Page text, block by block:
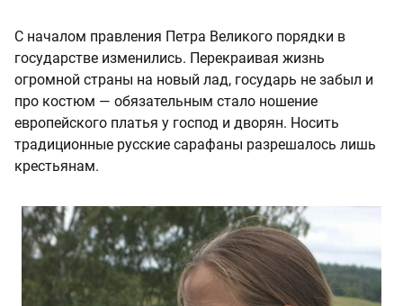
С началом правления Петра Великого порядки в
государстве изменились. Перекраивая жизнь
огромной страны на новый лад, государь не забыл и
про костюм — обязательным стало ношение
европейского платья у господ и дворян. Носить
традиционные русские сарафаны разрешалось лишь
крестьянам.